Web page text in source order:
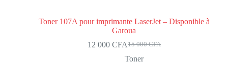
Toner 107A pour imprimante LaserJet – Disponible à
Garoua
15 000CFA
12 000 CFA
Toner